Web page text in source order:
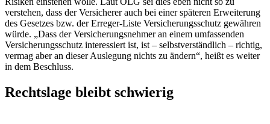
verstehen, dass der Versicherer auch bei einer späteren Erweiterung
des Gesetzes bzw. der Erreger-Liste Versicherungsschutz gewähren
würde. „Dass der Versicherungsnehmer an einem umfassenden
Versicherungsschutz interessiert ist, ist – selbstverständlich – richtig,
vermag aber an dieser Auslegung nichts zu ändern“, heißt es weiter
in dem Beschluss.
Rechtslage bleibt schwierig